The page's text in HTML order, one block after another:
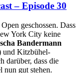
– Episode 30
geschossen. Dass
York City keine
Bandermann
und Kitzbühel-
darüber, dass die
nun gut stehen.